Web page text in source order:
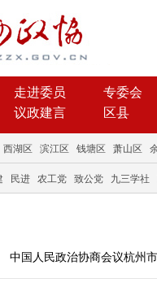
走进委员
专委会
议政建言 区县
西湖区 滨江区 钱塘区 萧山区
民进 农工党 致公党 九三学社
中国人民政治协商会议杭州